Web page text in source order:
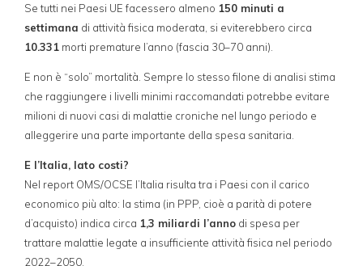
Se tutti nei Paesi UE facessero almeno 150 minuti a
settimana di attività fisica moderata, si eviterebbero circa
10.331 morti premature l’anno (fascia 30–70 anni).
E non è “solo” mortalità. Sempre lo stesso filone di analisi stima
che raggiungere i livelli minimi raccomandati potrebbe evitare
milioni di nuovi casi di malattie croniche nel lungo periodo e
alleggerire una parte importante della spesa sanitaria.
E l’Italia, lato costi?
Nel report OMS/OCSE l’Italia risulta tra i Paesi con il carico
economico più alto: la stima (in PPP, cioè a parità di potere
d’acquisto) indica circa 1,3 miliardi l’anno di spesa per
trattare malattie legate a insufficiente attività fisica nel periodo
2022–2050.